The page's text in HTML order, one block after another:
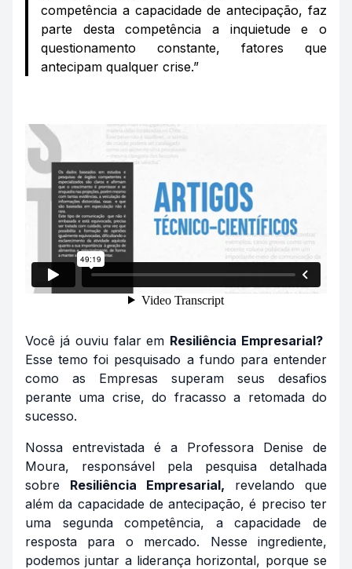
competência a capacidade de antecipação, faz
parte desta competência a inquietude e o
questionamento constante, fatores que
antecipam qualquer crise.”
Você já ouviu falar em Resiliência Empresarial?
Esse temo foi pesquisado a fundo para entender
como as Empresas superam seus desafios
perante uma crise, do fracasso a retomada do
sucesso.
Nossa entrevistada é a Professora Denise de
Moura, responsável pela pesquisa detalhada
sobre Resiliência Empresarial, revelando que
além da capacidade de antecipação, é preciso ter
uma segunda competência, a capacidade de
resposta para o mercado. Nesse ingrediente,
podemos juntar a liderança horizontal, porque se